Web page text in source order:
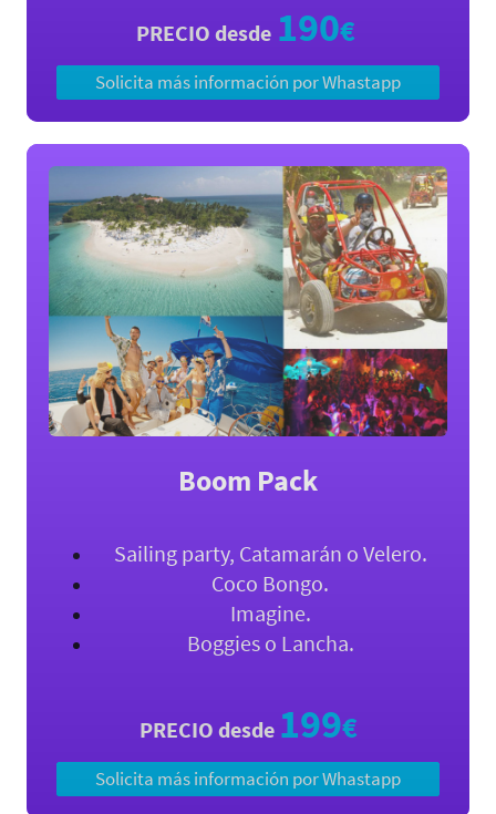
PRECIO desde 190€
Solicita más información por Whastapp
Boom Pack
Sailing party, Catamarán o Velero.
Coco Bongo.
Imagine.
Boggies o Lancha.
PRECIO desde 199€
Solicita más información por Whastapp